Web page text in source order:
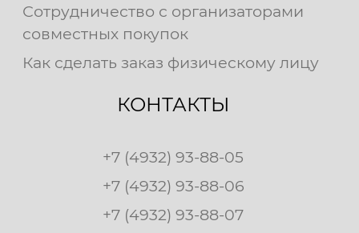
Сотрудничество с организаторами
совместных покупок
Как сделать заказ физическому лицу
КОНТАКТЫ
+7 (4932) 93-88-05
+7 (4932) 93-88-06
+7 (4932) 93-88-07